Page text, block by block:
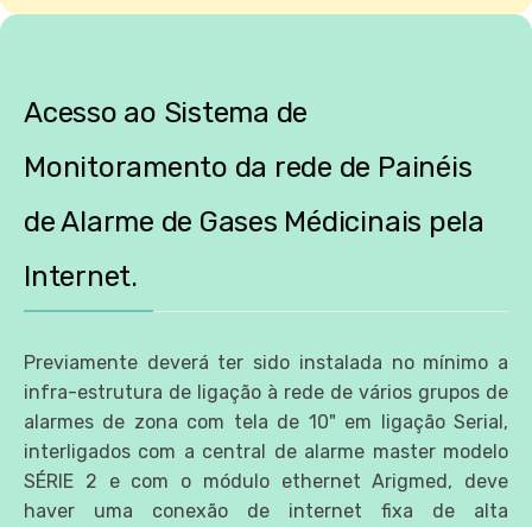
Acesso ao Sistema de
Monitoramento da rede de Painéis
de Alarme de Gases Médicinais pela
Internet.
Previamente deverá ter sido instalada no mínimo a
infra-estrutura de ligação à rede de vários grupos de
alarmes de zona com tela de 10" em ligação Serial,
interligados com a central de alarme master modelo
SÉRIE 2 e com o módulo ethernet Arigmed, deve
haver uma conexão de internet fixa de alta